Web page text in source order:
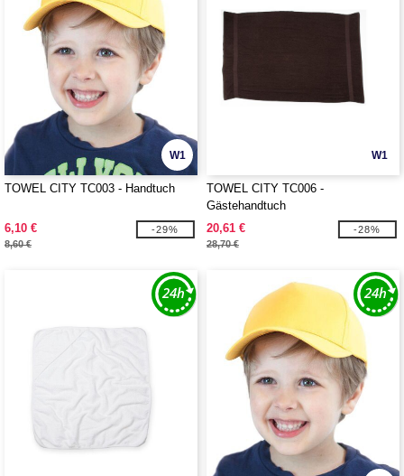
W1
TOWEL CITY TC003 - Handtuch
6,10 €
8,60 €
-29%
W1
TOWEL CITY TC006 -
Gästehandtuch
20,61 €
28,70 €
-28%